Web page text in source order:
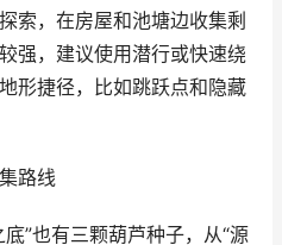
索，在房屋和池塘边收集剩
强，建议使用潜行或快速绕
形捷径，比如跳跃点和隐藏
路线
”也有三颗葫芦种子，从“源